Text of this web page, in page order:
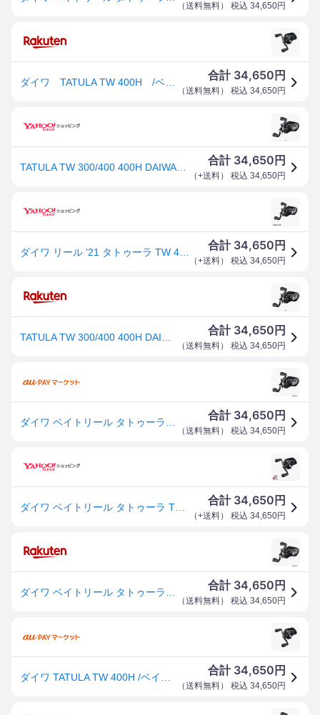
（送料無料） 税込 34,650円
合計 34,650 円
（送料無料） 税込 34,650円
合計 34,650 円
（+送料） 税込 34,650円
合計 34,650 円
（+送料） 税込 34,650円
合計 34,650 円
（送料無料） 税込 34,650円
合計 34,650 円
（送料無料） 税込 34,650円
合計 34,650 円
（+送料） 税込 34,650円
合計 34,650 円
（送料無料） 税込 34,650円
合計 34,650 円
（送料無料） 税込 34,650円